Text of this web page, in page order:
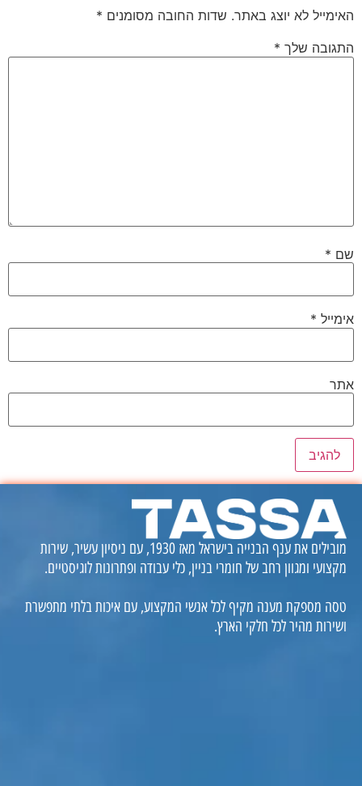
האימייל לא יוצג באתר. שדות החובה מסומנים *
התגובה שלך *
שם *
אימייל *
אתר
מובילים את ענף הבנייה בישראל מאז 1930, עם ניסיון עשיר, שירות
מקצועי ומגוון רחב של חומרי בניין, כלי עבודה ופתרונות לוגיסטיים.
טסה מספקת מענה מקיף לכל אנשי המקצוע, עם איכות בלתי מתפשרת
ושירות מהיר לכל חלקי הארץ.